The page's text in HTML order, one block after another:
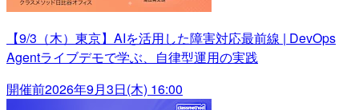
【9/3（木）東京】AIを活用した障害対応最前線 | DevOps
Agentライブデモで学ぶ、自律型運用の実践
開催前2026年9月3日(木) 16:00